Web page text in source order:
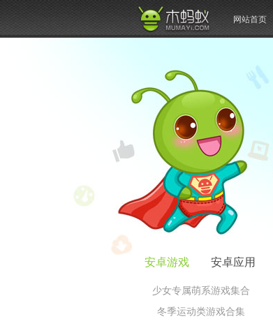
网站首页
安卓游戏 安卓应用
少女专属萌系游戏集合
冬季运动类游戏合集